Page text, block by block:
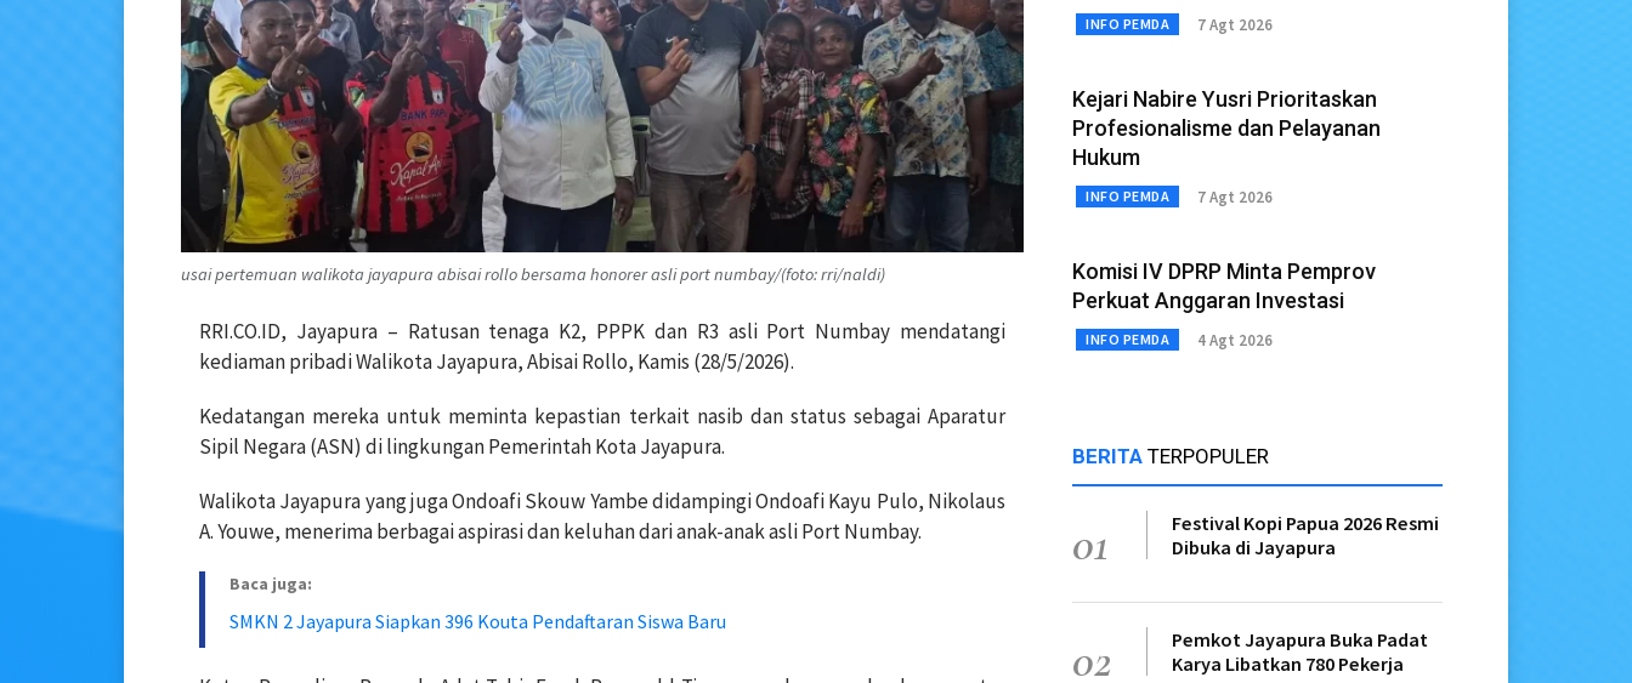
usai pertemuan walikota jayapura abisai rollo bersama honorer asli port numbay/(foto: rri/naldi)
RRI.CO.ID, Jayapura – Ratusan tenaga K2, PPPK dan R3 asli Port Numbay mendatangi
kediaman pribadi Walikota Jayapura, Abisai Rollo, Kamis (28/5/2026).
Kedatangan mereka untuk meminta kepastian terkait nasib dan status sebagai Aparatur
Sipil Negara (ASN) di lingkungan Pemerintah Kota Jayapura.
Walikota Jayapura yang juga Ondoafi Skouw Yambe didampingi Ondoafi Kayu Pulo, Nikolaus
A. Youwe, menerima berbagai aspirasi dan keluhan dari anak-anak asli Port Numbay.
Baca juga:
SMKN 2 Jayapura Siapkan 396 Kouta Pendaftaran Siswa Baru
INFO PEMDA 7 Agt 2026
Kejari Nabire Yusri Prioritaskan
Profesionalisme dan Pelayanan
Hukum
INFO PEMDA 7 Agt 2026
Komisi IV DPRP Minta Pemprov
Perkuat Anggaran Investasi
INFO PEMDA 4 Agt 2026
BERITA TERPOPULER
01
Festival Kopi Papua 2026 Resmi
Dibuka di Jayapura
02
Pemkot Jayapura Buka Padat
Karya Libatkan 780 Pekerja